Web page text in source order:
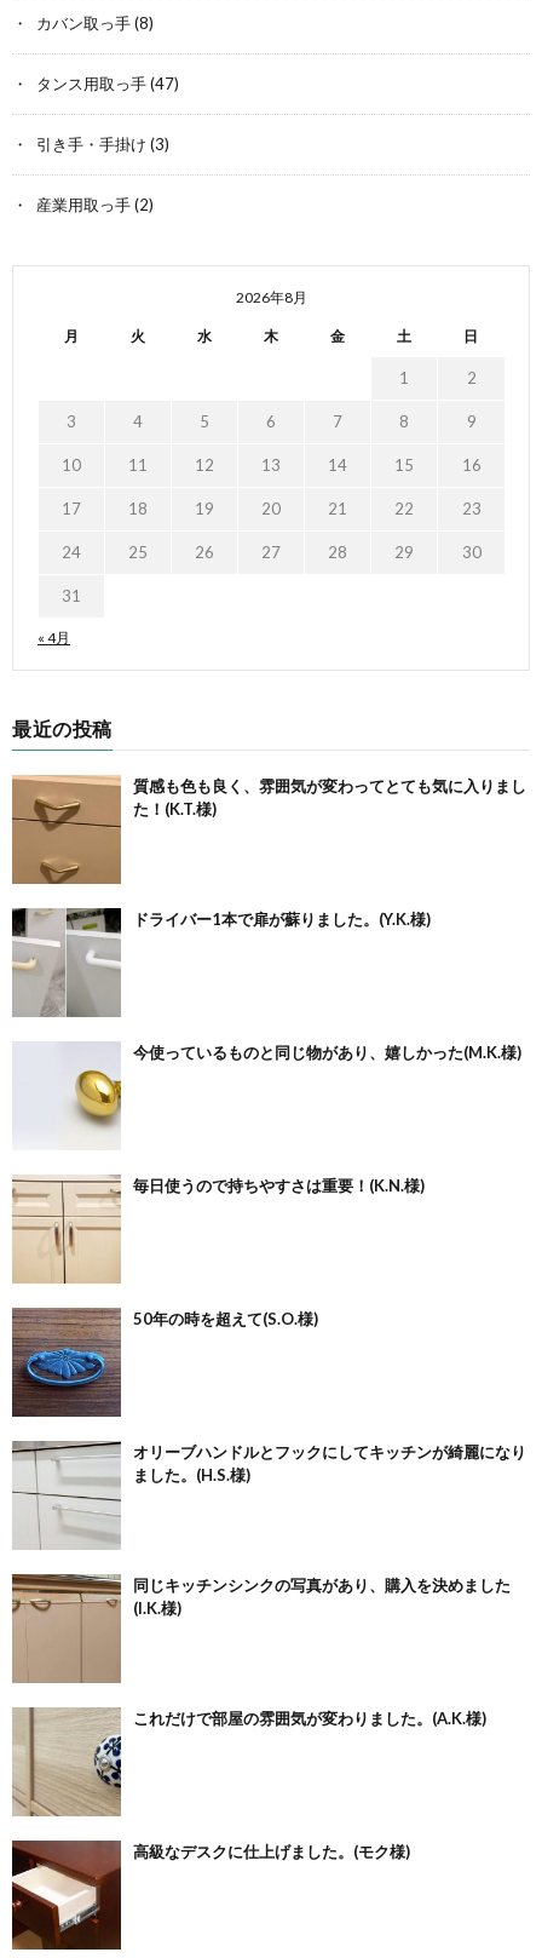
カバン取っ手(8)
タンス用取っ手(47)
引き手・手掛け (3)
産業用取っ手(2)
2026年8月
月 火 水 木 金 土 日
« 4月
1 2
3 4 5 6 7 8 9
10 11 12 13 14 15 16
17 18 19 20 21 22 23
24 25 26 27 28 29 30
31
最近の投稿
質感も色も良く、雰囲気が変わってとても気に入りまし
た！(K.T.様)
ドライバー1本で扉が蘇りました。(Y.K.様)
今使っているものと同じ物があり、嬉しかった(M.K.様)
毎日使うので持ちやすさは重要！(K.N.様)
50年の時を超えて(S.O.様)
オリーブハンドルとフックにしてキッチンが綺麗になり
ました。(H.S.様)
同じキッチンシンクの写真があり、購入を決めました
(I.K.様)
これだけで部屋の雰囲気が変わりました。(A.K.様)
高級なデスクに仕上げました。(モク様)